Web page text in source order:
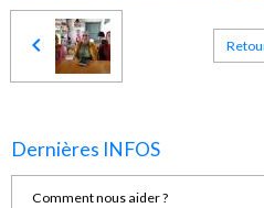
Dernières INFOS
Comment nous aider ?